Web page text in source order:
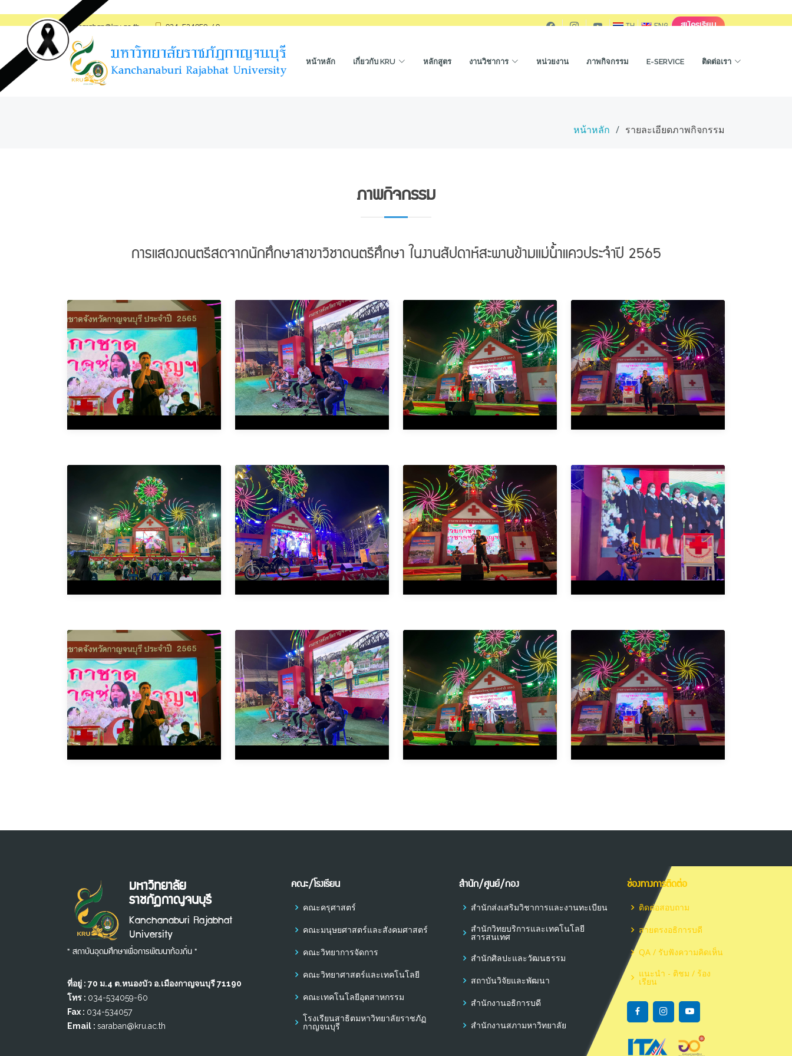
saraban@kru.ac.th 034-534059-60 TH ENG สมัครเรียน
หน้าหลัก เกี่ยวกับ KRU หลักสูตร งานวิชาการ หน่วยงาน ภาพกิจกรรม E-SERVICE ติดต่อเรา
หน้าหลัก รายละเอียดภาพกิจกรรม
ภาพกิจกรรม
การแสดงดนตรีสดจากนักศึกษาสาขาวิชาดนตรีศึกษา ในงานสัปดาห์สะพานข้ามแม่น้ำแควประจำปี 2565
มหาวิทยาลัย
ราชภัฏกาญจนบุรี
Kanchanaburi Rajabhat
University
" สถาบันอุดมศึกษาเพื่อการพัฒนาท้องถิ่น "
ที่อยู่ : 70 ม.4 ต.หนองบัว อ.เมืองกาญจนบุรี 71190
โทร : 034-534059-60
Fax : 034-534057
Email : saraban@kru.ac.th
คณะ/โรงเรียน
คณะครุศาสตร์
คณะมนุษยศาสตร์และสังคมศาสตร์
คณะวิทยาการจัดการ
คณะวิทยาศาสตร์และเทคโนโลยี
คณะเทคโนโลยีอุตสาหกรรม
โรงเรียนสาธิตมหาวิทยาลัยราชภัฏ
กาญจนบุรี
สำนัก/ศูนย์/กอง
สำนักส่งเสริมวิชาการและงานทะเบียน
สำนักวิทยบริการและเทคโนโลยี
สารสนเทศ
สำนักศิลปะและวัฒนธรรม
สถาบันวิจัยและพัฒนา
สำนักงานอธิการบดี
สำนักงานสภามหาวิทยาลัย
ช่องทางการติดต่อ
ติดต่อสอบถาม
สายตรงอธิการบดี
QA / รับฟังความคิดเห็น
แนะนำ - ติชม / ร้อง
เรียน